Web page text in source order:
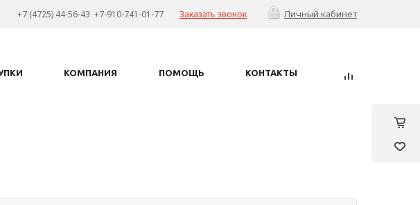
Личный кабинет
+7 (4725) 44-56-43 +7-910-741-01-77 Заказать звонок
КОМПАНИЯ ПОМОЩЬ КОНТАКТЫ